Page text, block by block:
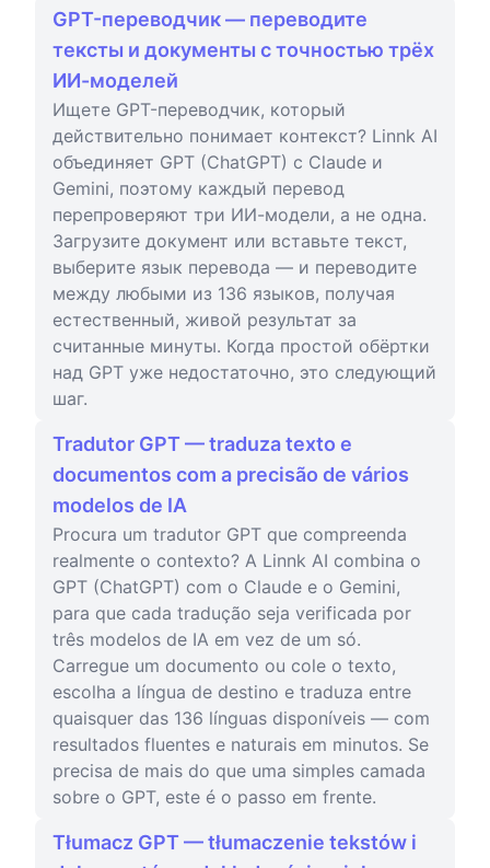
GPT-переводчик — переводите
тексты и документы с точностью трёх
ИИ-моделей
Ищете GPT-переводчик, который
действительно понимает контекст? Linnk AI
объединяет GPT (ChatGPT) с Claude и
Gemini, поэтому каждый перевод
перепроверяют три ИИ-модели, а не одна.
Загрузите документ или вставьте текст,
выберите язык перевода — и переводите
между любыми из 136 языков, получая
естественный, живой результат за
считанные минуты. Когда простой обёртки
над GPT уже недостаточно, это следующий
шаг.
Tradutor GPT — traduza texto e
documentos com a precisão de vários
modelos de IA
Procura um tradutor GPT que compreenda
realmente o contexto? A Linnk AI combina o
GPT (ChatGPT) com o Claude e o Gemini,
para que cada tradução seja verificada por
três modelos de IA em vez de um só.
Carregue um documento ou cole o texto,
escolha a língua de destino e traduza entre
quaisquer das 136 línguas disponíveis — com
resultados fluentes e naturais em minutos. Se
precisa de mais do que uma simples camada
sobre o GPT, este é o passo em frente.
Tłumacz GPT — tłumaczenie tekstów i